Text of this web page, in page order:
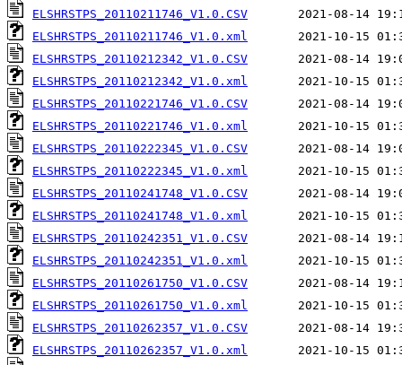
ELSHRSTPS_20110211746_V1.0.CSV
ELSHRSTPS_20110211746_V1.0.xml
ELSHRSTPS_20110212342_V1.0.CSV
ELSHRSTPS_20110212342_V1.0.xml
ELSHRSTPS_20110221746_V1.0.CSV
ELSHRSTPS_20110221746_V1.0.xml
ELSHRSTPS_20110222345_V1.0.CSV
ELSHRSTPS_20110222345_V1.0.xml
ELSHRSTPS_20110241748_V1.0.CSV
ELSHRSTPS_20110241748_V1.0.xml
ELSHRSTPS_20110242351_V1.0.CSV
ELSHRSTPS_20110242351_V1.0.xml
ELSHRSTPS_20110261750_V1.0.CSV
ELSHRSTPS_20110261750_V1.0.xml
ELSHRSTPS_20110262357_V1.0.CSV
ELSHRSTPS_20110262357_V1.0.xml